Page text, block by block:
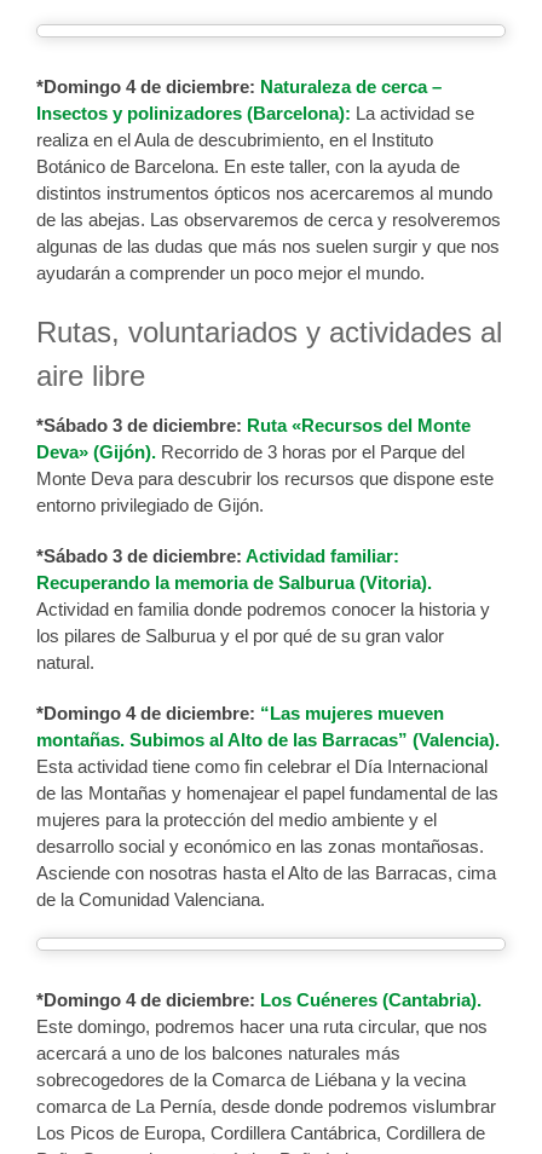
*Domingo 4 de diciembre: Naturaleza de cerca –
Insectos y polinizadores (Barcelona): La actividad se
realiza en el Aula de descubrimiento, en el Instituto
Botánico de Barcelona. En este taller, con la ayuda de
distintos instrumentos ópticos nos acercaremos al mundo
de las abejas. Las observaremos de cerca y resolveremos
algunas de las dudas que más nos suelen surgir y que nos
ayudarán a comprender un poco mejor el mundo.
Rutas, voluntariados y actividades al
aire libre
*Sábado 3 de diciembre: Ruta «Recursos del Monte
Deva» (Gijón). Recorrido de 3 horas por el Parque del
Monte Deva para descubrir los recursos que dispone este
entorno privilegiado de Gijón.
*Sábado 3 de diciembre: Actividad familiar:
Recuperando la memoria de Salburua (Vitoria).
Actividad en familia donde podremos conocer la historia y
los pilares de Salburua y el por qué de su gran valor
natural.
*Domingo 4 de diciembre: “Las mujeres mueven
montañas. Subimos al Alto de las Barracas” (Valencia).
Esta actividad tiene como fin celebrar el Día Internacional
de las Montañas y homenajear el papel fundamental de las
mujeres para la protección del medio ambiente y el
desarrollo social y económico en las zonas montañosas.
Asciende con nosotras hasta el Alto de las Barracas, cima
de la Comunidad Valenciana.
*Domingo 4 de diciembre: Los Cuéneres (Cantabria).
Este domingo, podremos hacer una ruta circular, que nos
acercará a uno de los balcones naturales más
sobrecogedores de la Comarca de Liébana y la vecina
comarca de La Pernía, desde donde podremos vislumbrar
Los Picos de Europa, Cordillera Cantábrica, Cordillera de